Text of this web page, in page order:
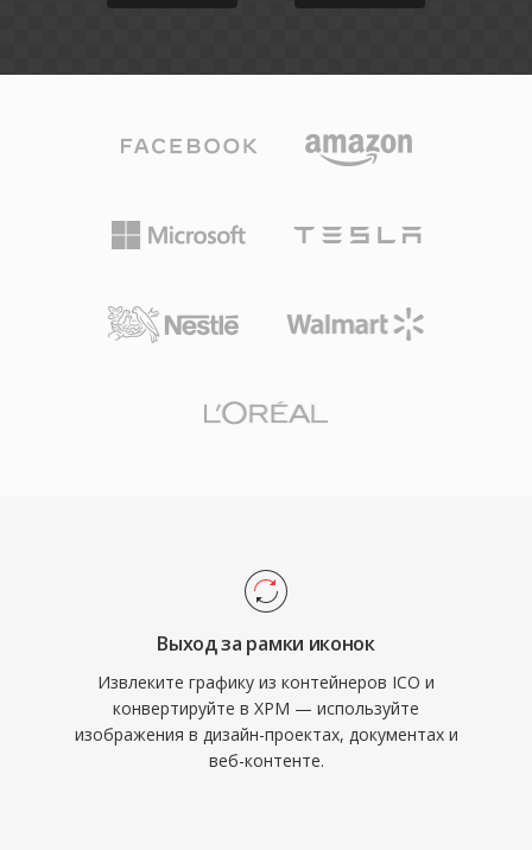
Выход за рамки иконок
Извлеките графику из контейнеров ICO и
конвертируйте в XPM — используйте
изображения в дизайн-проектах, документах и
веб-контенте.